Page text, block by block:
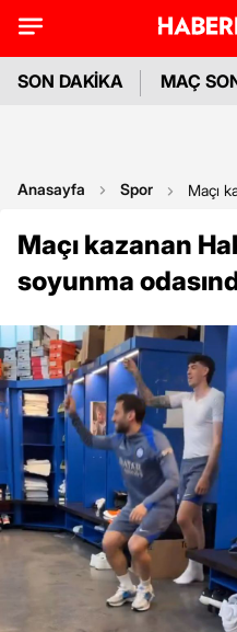
SON DAKİKA MAÇ
Anasayfa Spor Maçı
Maçı kazanan
soyunma